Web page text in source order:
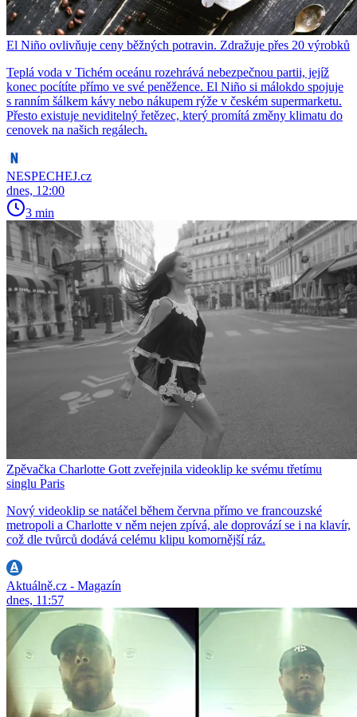
El Niño ovlivňuje ceny běžných potravin. Zdražuje přes 20 výrobků
Teplá voda v Tichém oceánu rozehrává nebezpečnou partii, jejíž
konec pocítíte přímo ve své peněžence. El Niño si málokdo spojuje
s ranním šálkem kávy nebo nákupem rýže v českém supermarketu.
Přesto existuje neviditelný řetězec, který promítá změny klimatu do
cenovek na našich regálech.
NESPECHEJ.cz
dnes, 12:00
3 min
Zpěvačka Charlotte Gott zveřejnila videoklip ke svému třetímu
singlu Paris
Nový videoklip se natáčel během června přímo ve francouzské
metropoli a Charlotte v něm nejen zpívá, ale doprovází se i na klavír,
což dle tvůrců dodává celému klipu komornější ráz.
Aktuálně.cz - Magazín
dnes, 11:57